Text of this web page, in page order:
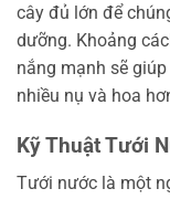
cây đủ lớn để
dưỡng. Khoảng
nắng mạnh sẽ
nhiều nụ và hoa
Kỹ Thuật Tưới
Tưới nước là một